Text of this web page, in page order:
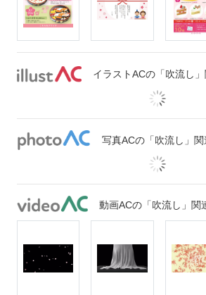
イラストACの「吹流し
写真ACの「吹流し」
動画ACの「吹流し」関